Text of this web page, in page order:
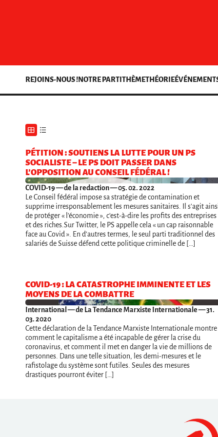
REJOINS-NOUS !NOTRE PARTITHÈMETHÉORIE
PÉTITION : SOUTIENS LA LUTTE POUR UN PS
SOCIALISTE – LE PS DOIT PASSER DANS
L’OPPOSITION AU CONSEIL FÉDÉRAL !
COVID-19— de la redaction — 05. 02. 2022
Le Conseil fédéral impose sa stratégie de contamination et
supprime irresponsablement les mesures sanitaires. Il s'agit
de protéger « l'économie », c'est-à-dire les profits des entreprises
et des riches.Sur Twitter, le PS appelle cela « un cap raisonnable
face au Covid ». En d'autres termes, le seul parti traditionnel des
salariés de Suisse défend cette politique criminelle de […]
COVID-19 : LA CATASTROPHE IMMINENTE ET LES
MOYENS DE LA COMBATTRE
International — de La Tendance Marxiste Internationale — 31.
03. 2020
Cette déclaration de la Tendance Marxiste Internationale montre
comment le capitalisme a été incapable de gérer la crise du
coronavirus, et comment il met en danger la vie de millions de
personnes. Dans une telle situation, les demi-mesures et le
rafistolage du système sont futiles. Seules des mesures
drastiques pourront éviter […]